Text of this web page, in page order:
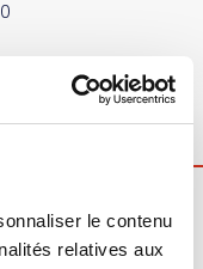
le contenu
relatives aux